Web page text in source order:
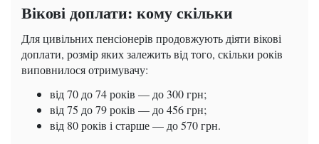
Вікові доплати: кому скільки
Для цивільних пенсіонерів продовжують діяти вікові
доплати, розмір яких залежить від того, скільки років
виповнилося отримувачу:
від 70 до 74 років — до 300 грн;
від 75 до 79 років — до 456 грн;
від 80 років і старше — до 570 грн.